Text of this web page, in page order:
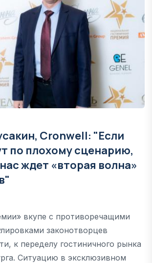
Cronwell: "Если
по плохому сценарию,
ждет «вторая волна»
вкупе с противоречащими
законотворцев
к переделу гостиничного рынка
Ситуацию в эксклюзивном